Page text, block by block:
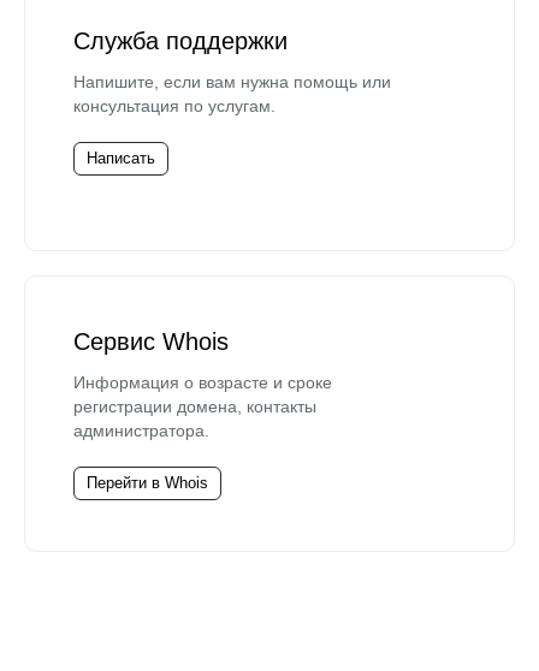
Служба поддержки
Напишите, если вам нужна помощь или
консультация по услугам.
Написать
Сервис Whois
Информация о возрасте и сроке
регистрации домена, контакты
администратора.
Перейти в Whois